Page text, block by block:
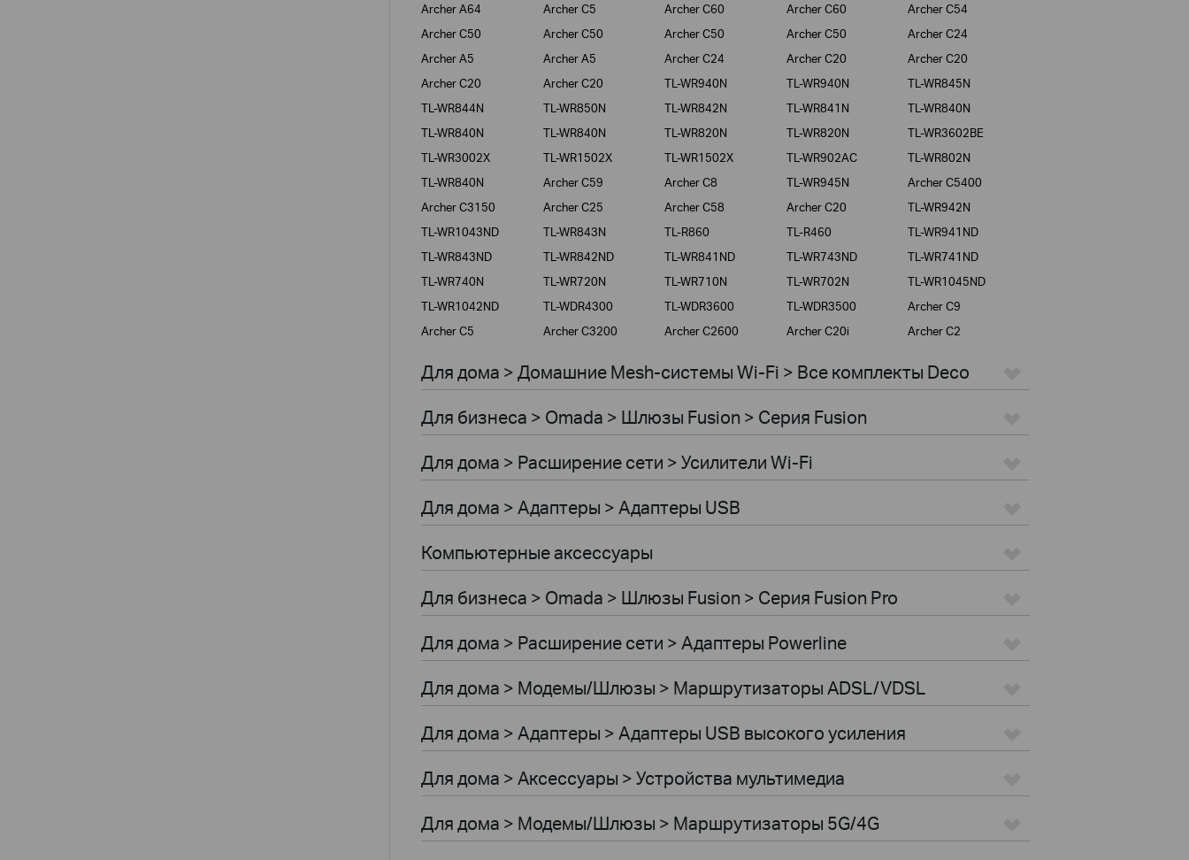
Archer A64
Archer C5 Archer C60 Archer C60
Archer C54
Archer C50
Archer C50 Archer C50 Archer C50
Archer C24
Archer A5
Archer A5 Archer C24 Archer C20
Archer C20
Archer C20
Archer C20 TL-WR940N TL-WR940N
TL-WR845N
TL-WR844N
TL-WR850N TL-WR842N TL-WR841N
TL-WR840N
TL-WR840N
TL-WR840N TL-WR820N TL-WR820N
TL-WR3602BE
TL-WR3002X
TL-WR1502X TL-WR1502X TL-WR902AC
TL-WR802N
TL-WR840N
Archer C59 Archer C8 TL-WR945N
Archer C5400
Archer C3150
Archer C25 Archer C58 Archer C20
TL-WR942N
TL-WR1043ND
TL-WR843N TL-R860 TL-R460
TL-WR941ND
TL-WR843ND
TL-WR842ND TL-WR841ND TL-WR743ND
TL-WR741ND
TL-WR740N
TL-WR720N TL-WR710N TL-WR702N
TL-WR1045ND
TL-WR1042ND
TL-WDR4300 TL-WDR3600 TL-WDR3500
Archer C9
Archer C5
Archer C3200 Archer C2600 Archer C20i Archer C2
Для дома > Домашние Mesh-системы Wi-Fi > Все комплекты Deco
Для бизнеса > Omada > Шлюзы Fusion > Серия Fusion
Для дома > Расширение сети > Усилители Wi-Fi
Для дома > Адаптеры > Адаптеры USB
Компьютерные аксессуары
Для бизнеса > Omada > Шлюзы Fusion > Серия Fusion Pro
Для дома > Расширение сети > Адаптеры Powerline
Для дома > Модемы/Шлюзы > Маршрутизаторы ADSL/VDSL
Для дома > Адаптеры > Адаптеры USB высокого усиления
Для дома > Аксессуары > Устройства мультимедиа
Для дома > Модемы/Шлюзы > Маршрутизаторы 5G/4G